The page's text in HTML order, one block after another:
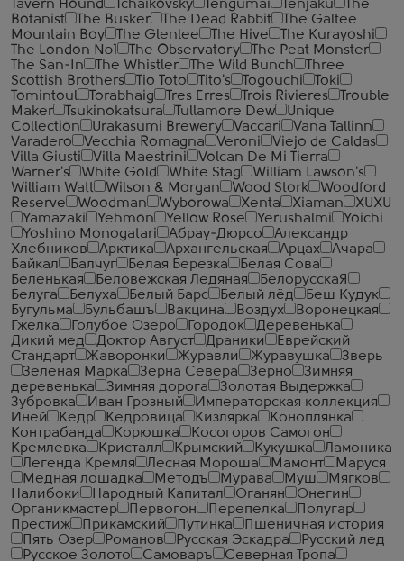
Tavern Hound
Tchaikovsky Tengumai Tenjaku
The
Botanist
The Busker The Dead Rabbit
The Galtee
Mountain Boy
The Glenlee The Hive
The Kurayoshi
The London №1
The Observatory
The Peat Monster
The San-In
The Whistler The Wild Bunch
Three
Scottish Brothers
Tio Toto Tito's Togouchi
Toki
Tomintoul
Torabhaig Tres Erres Trois Rivieres
Trouble
Maker
Tsukinokatsura Tullamore Dew
Unique
Collection
Urakasumi Brewery Vaccari
Vana Tallinn
Varadero
Vecchia Romagna Veroni
Viejo de Caldas
Villa Giusti
Villa Maestrini
Volcan De Mi Tierra
Warner's
White Gold White Stag
William Lawson's
William Watt
Wilson & Morgan Wood Stork
Woodford
Reserve
Woodman Wyborowa Xenta Xiaman
XUXU
Yamazaki
Yehmon Yellow Rose Yerushalmi
Yoichi
Yoshino Monogatari
Абрау-Дюрсо
Александр
Хлебников
Арктика Архангельская Арцах
Ачара
Байкал
Балчуг Белая Березка
Белая Сова
Беленькая
Беловежская Ледяная
БелорусскаЯ
Белуга
Белуха Белый Барс Белый лёд
Беш Кудук
Бугульма
Бульбашъ Вакцина Воздух
Воронецкая
Гжелка
Голубое Озеро Городок
Деревенька
Дикий мед
Доктор Август Драники
Еврейский
Стандарт
Жаворонки Журавли Журавушка
Зверь
Зеленая Марка
Зерна Севера Зерно
Зимняя
деревенька
Зимняя дорога
Золотая Выдержка
Зубровка
Иван Грозный
Императорская коллекция
Иней
Кедр Кедровица Кизлярка
Коноплянка
Контрабанда
Корюшка
Косогоров Самогон
Кремлевка
Кристалл Крымский Кукушка
Ламоника
Легенда Кремля
Лесная Мороша Мамонт
Маруся
Медная лошадка
Методъ Мурава Муш
Мягков
Налибоки
Народный Капитал Оганян
Онегин
Органикмастер
Первогон Перепелка
Полугар
Престиж
Прикамский Путинка
Пшеничная история
Пять Озер
Романов Русская Эскадра
Русский лед
Русское Золото
Самоваръ
Северная Тропа